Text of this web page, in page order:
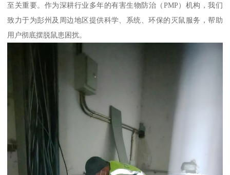
至关重要。作为深耕行业多年的有害生物防治（PMP）机构，我们
致力于为彭州及周边地区提供科学、系统、环保的灭鼠服务，帮助
用户彻底摆脱鼠患困扰。